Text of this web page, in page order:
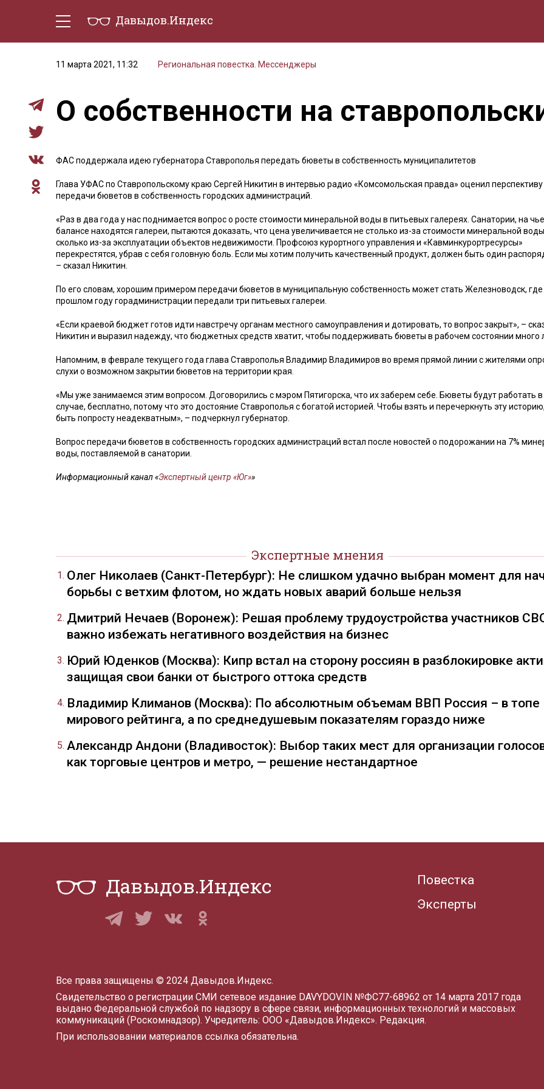
Давыдов.Индекс
11 марта 2021, 11:32
Региональная повестка. Мессенджеры
О собственности на
ФАС поддержала идею губернатора Ставрополья передать бюветы в собственность муниципалитетов
Глава УФАС по Ставропольскому краю Сергей Никитин в интервью радио «Комсомольская правда» оценил перспективу
передачи бюветов в собственность городских администраций.
«Раз в два года у нас поднимается вопрос о росте стоимости минеральной воды в питьевых галереях. Санатории, на
балансе находятся галереи, пытаются доказать, что цена увеличивается не столько из-за стоимости минеральной
сколько из-за эксплуатации объектов недвижимости. Профсоюз курортного управления и «Кавминкурортресурсы»
перекрестятся, убрав с себя головную боль. Если мы хотим получить качественный продукт, должен быть один
– сказал Никитин.
По его словам, хорошим примером передачи бюветов в муниципальную собственность может стать Железноводск, где
прошлом году горадминистрации передали три питьевых галереи.
«Если краевой бюджет готов идти навстречу органам местного самоуправления и дотировать, то вопрос закрыт», –
Никитин и выразил надежду, что бюджетных средств хватит, чтобы поддерживать бюветы в рабочем состоянии много
Напомним, в феврале текущего года глава Ставрополья Владимир Владимиров во время прямой линии с жителями
слухи о возможном закрытии бюветов на территории края.
«Мы уже занимаемся этим вопросом. Договорились с мэром Пятигорска, что их заберем себе. Бюветы будут работать
случае, бесплатно, потому что это достояние Ставрополья с богатой историей. Чтобы взять и перечеркнуть эту
быть попросту неадекватным», – подчеркнул губернатор.
Вопрос передачи бюветов в собственность городских администраций встал после новостей о подорожании на 7%
воды, поставляемой в санатории.
Информационный канал «Экспертный центр «Юг»»
Экспертные мнения
Олег Николаев (Санкт-Петербург): Не слишком удачно выбран момент для
борьбы с ветхим флотом, но ждать новых аварий больше нельзя
Дмитрий Нечаев (Воронеж): Решая проблему трудоустройства участников
важно избежать негативного воздействия на бизнес
Юрий Юденков (Москва): Кипр встал на сторону россиян в разблокировке
защищая свои банки от быстрого оттока средств
Владимир Климанов (Москва): По абсолютным объемам ВВП Россия – в топе
мирового рейтинга, а по среднедушевым показателям гораздо ниже
Александр Андони (Владивосток): Выбор таких мест для организации
как торговые центров и метро, — решение нестандартное
Давыдов.Индекс
Повестка
Эксперты
Все права защищены © 2024 Давыдов.Индекс.
Свидетельство о регистрации СМИ сетевое издание DAVYDOV.IN №ФС77-68962 от 14 марта 2017 года
выдано Федеральной службой по надзору в сфере связи, информационных технологий и массовых
коммуникаций (Роскомнадзор). Учредитель: ООО «Давыдов.Индекс». Редакция.
При использовании материалов ссылка обязательна.